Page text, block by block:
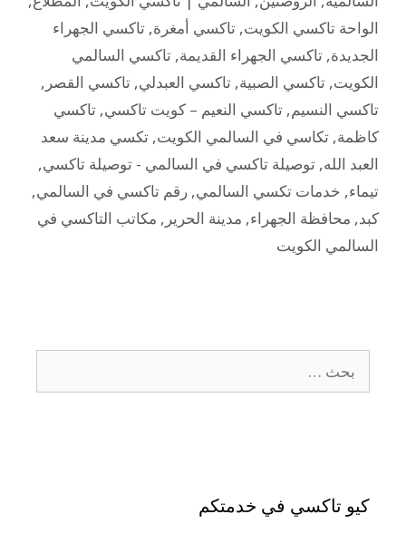
الواحة تاكسي الكويت, تاكسي أمغرة, تاكسي الجهراء
الجديدة, تاكسي الجهراء القديمة, تاكسي السالمي
الكويت, تاكسي الصبية, تاكسي العبدلي, تاكسي القصر ,
تاكسي النسيم, تاكسي النعيم – كويت تاكسي, تاكسي
كاظمة, تكاسي في السالمي الكويت, تكسي مدينة سعد
العبد الله, توصيلة تاكسي في السالمي - توصيلة تاكسي,
تيماء, خدمات تكسي السالمي, رقم تاكسي في السالمي,
كبد, محافظة الجهراء, مدينة الحرير , مكاتب التاكسي في
السالمي الكويت
كيو تاكسي في خدمتكم